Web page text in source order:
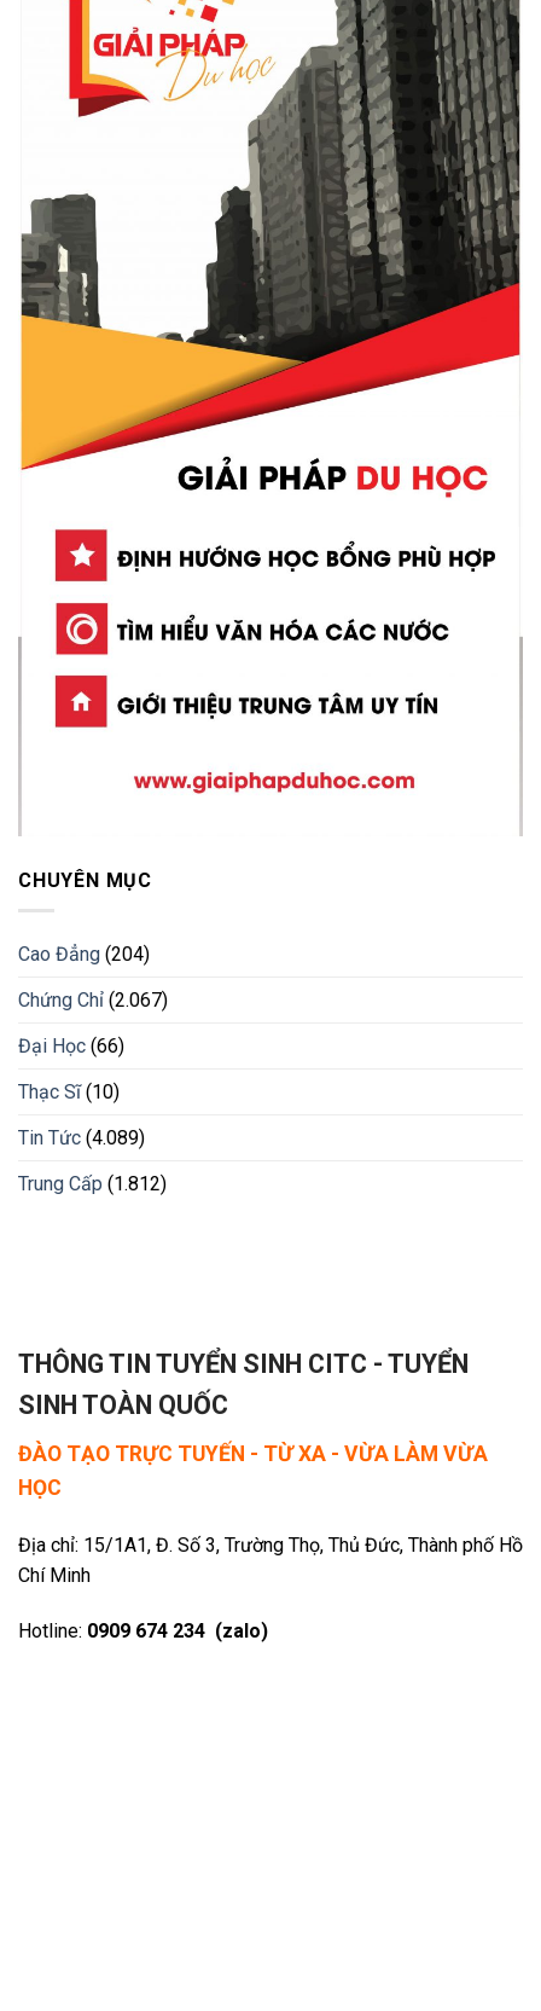
CHUYÊN MỤC
Cao Đẳng (204)
Chứng Chỉ (2.067)
Đại Học (66)
Thạc Sĩ(10)
Tin Tức (4.089)
Trung Cấp (1.812)
THÔNG TIN TUYỂN SINH CITC - TUYỂN
SINH TOÀN QUỐC
ĐÀO TẠO TRỰC TUYẾN - TỪ XA - VỪA LÀM VỪA
HỌC
Địa chỉ: 15/1A1, Đ. Số 3, Trường Thọ, Thủ Đức, Thành phố Hồ
Chí Minh
Hotline: 0909 674 234 (zalo)